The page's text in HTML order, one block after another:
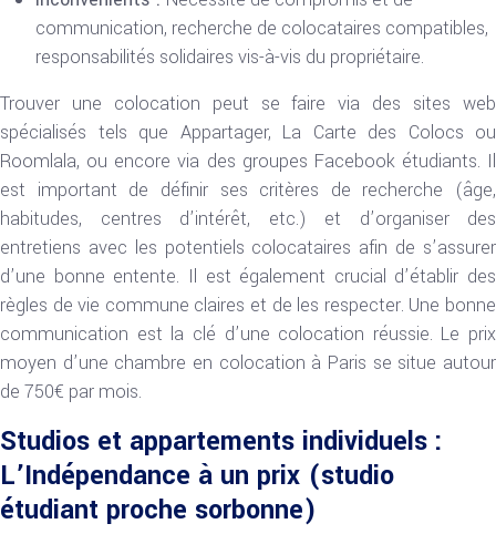
communication, recherche de colocataires compatibles,
responsabilités solidaires vis-à-vis du propriétaire.
Trouver une colocation peut se faire via des sites web
spécialisés tels que Appartager, La Carte des Colocs ou
Roomlala, ou encore via des groupes Facebook étudiants. Il
est important de définir ses critères de recherche (âge,
habitudes, centres d’intérêt, etc.) et d’organiser des
entretiens avec les potentiels colocataires afin de s’assurer
d’une bonne entente. Il est également crucial d’établir des
règles de vie commune claires et de les respecter. Une bonne
communication est la clé d’une colocation réussie. Le prix
moyen d’une chambre en colocation à Paris se situe autour
de 750€ par mois.
Studios et appartements individuels :
L’Indépendance à un prix (studio
étudiant proche sorbonne)